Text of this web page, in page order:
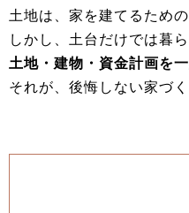
土地は、家を建てるため
しかし、土台だけでは暮
土地・建物・資金計画を
それが、後悔しない家づ